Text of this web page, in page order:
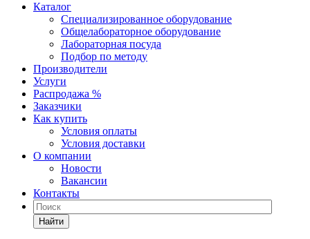
Каталог
Специализированное оборудование
Общелабораторное оборудование
Лабораторная посуда
Подбор по методу
Производители
Услуги
Распродажа %
Заказчики
Как купить
Условия оплаты
Условия доставки
О компании
Новости
Вакансии
Контакты
Найти